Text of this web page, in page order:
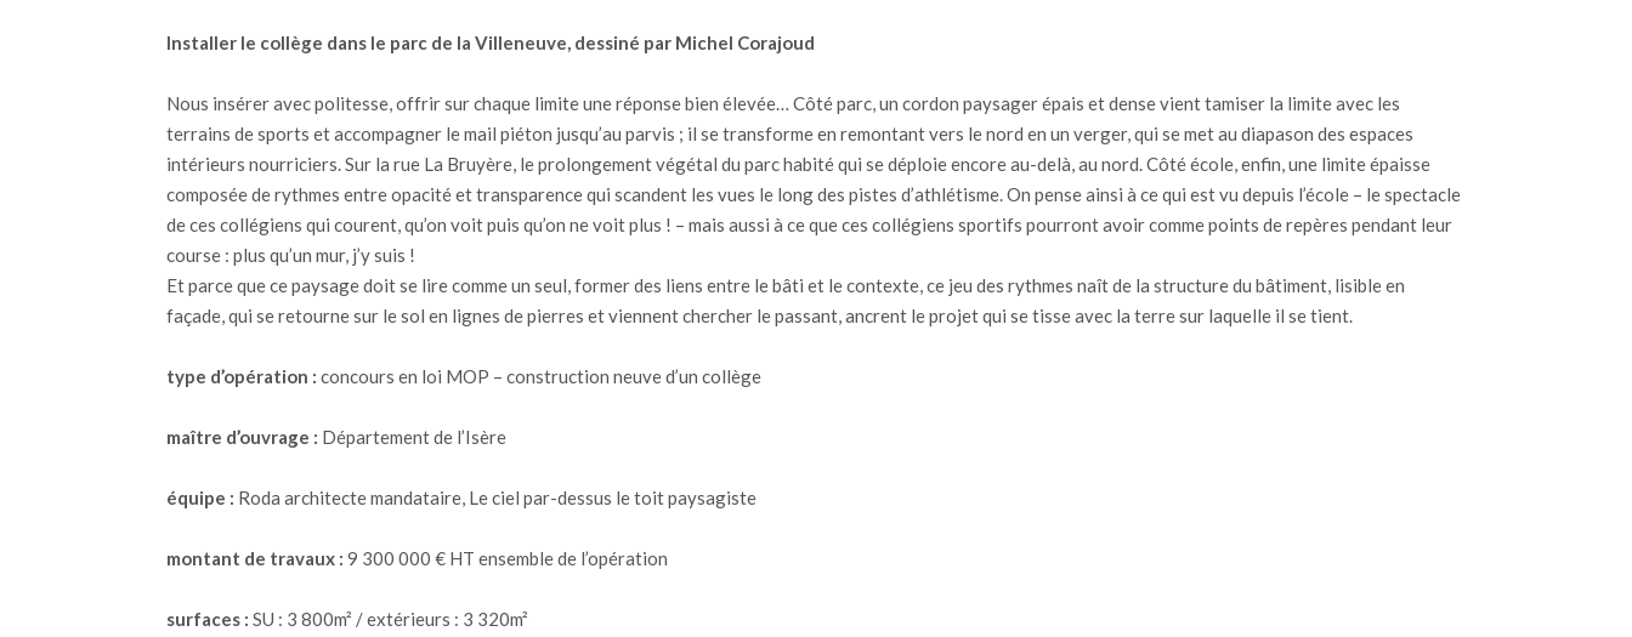
Installer le collège dans le parc de la Villeneuve, dessiné par Michel Corajoud
Nous insérer avec politesse, offrir sur chaque limite une réponse bien élevée… Côté parc, un cordon paysager épais et dense vient tamiser la limite avec les
terrains de sports et accompagner le mail piéton jusqu’au parvis ; il se transforme en remontant vers le nord en un verger, qui se met au diapason des espaces
intérieurs nourriciers. Sur la rue La Bruyère, le prolongement végétal du parc habité qui se déploie encore au-delà, au nord. Côté école, enfin, une limite épaisse
composée de rythmes entre opacité et transparence qui scandent les vues le long des pistes d’athlétisme. On pense ainsi à ce qui est vu depuis l’école – le spectacle
de ces collégiens qui courent, qu’on voit puis qu’on ne voit plus ! – mais aussi à ce que ces collégiens sportifs pourront avoir comme points de repères pendant leur
course : plus qu’un mur, j’y suis !
Et parce que ce paysage doit se lire comme un seul, former des liens entre le bâti et le contexte, ce jeu des rythmes naît de la structure du bâtiment, lisible en
façade, qui se retourne sur le sol en lignes de pierres et viennent chercher le passant, ancrent le projet qui se tisse avec la terre sur laquelle il se tient.
type d’opération : concours en loi MOP – construction neuve d’un collège
maître d’ouvrage : Département de l’Isère
équipe : Roda architecte mandataire, Le ciel par-dessus le toit paysagiste
montant de travaux : 9 300 000 € HT ensemble de l’opération
surfaces : SU : 3 800m² / extérieurs : 3 320m²